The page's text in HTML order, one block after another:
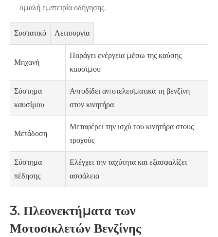
ομαλή εμπειρία οδήγησης.
Συστατικό Λειτουργία
Μηχανή
Παράγει ενέργεια μέσω της καύσης
καυσίμου
Σύστημα
καυσίμου
Αποδίδει αποτελεσματικά τη βενζίνη
στον κινητήρα
Μετάδοση
Μεταφέρει την ισχύ του κινητήρα στους
τροχούς
Σύστημα
πέδησης
Ελέγχει την ταχύτητα και εξασφαλίζει
ασφάλεια
3. Πλεονεκτήματα των
Μοτοσικλετών Βενζίνης